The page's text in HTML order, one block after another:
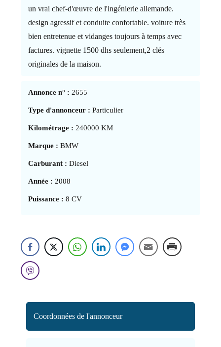
un vrai chef-d'œuvre de l'ingénierie allemande.
design agressif et conduite confortable. voiture très
bien entretenue et vidanges toujours à temps avec
factures. vignette 1500 dhs seulement,2 clés
originales de la maison.
Annonce n° : 2655
Type d'annonceur : Particulier
Kilométrage : 240000 KM
Marque : BMW
Carburant : Diesel
Année : 2008
Puissance : 8 CV
Coordonnées de l'annonceur